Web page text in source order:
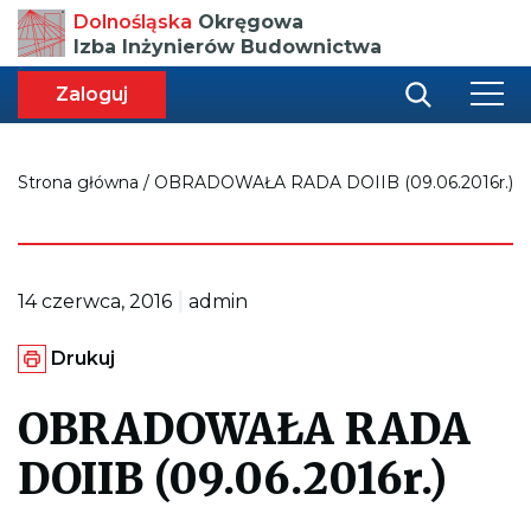
Przenosi
do
strony
głównej
Dolnośląska Okręgowa
Izba Inżynierów Budownictwa
Zaloguj
Strona główna / OBRADOWAŁA RADA DOIIB (09.06.2016r.)
14 czerwca, 2016 admin
G
e
e
u
j
e
Drukuj
OBRADOWAŁA RADA
DOIIB (09.06.2016r.)